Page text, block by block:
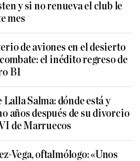
y si no renueva el club le
mes
de aviones en el desierto
el inédito regreso de
B1
Salma: dónde está y
años después de su divorcio
de Marruecos
Vega, oftalmólogo: «Unos